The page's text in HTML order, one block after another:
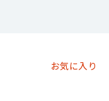
お気に入り